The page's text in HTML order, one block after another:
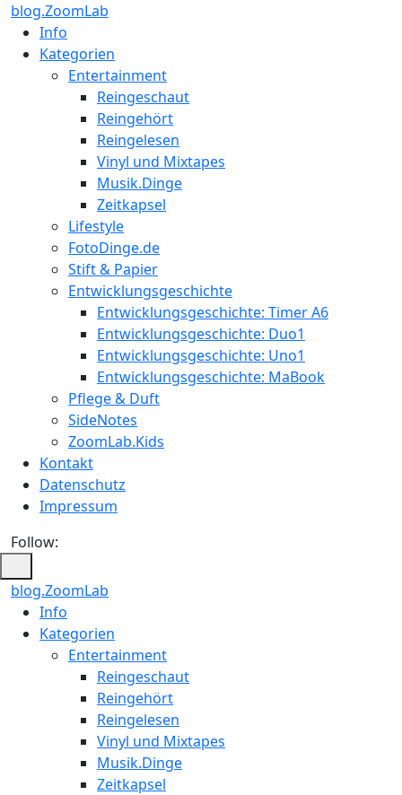
blog.ZoomLab
Info
Kategorien
Entertainment
Reingeschaut
Reingehört
Reingelesen
Vinyl und Mixtapes
Musik.Dinge
Zeitkapsel
Lifestyle
FotoDinge.de
Stift & Papier
Entwicklungsgeschichte
Entwicklungsgeschichte: Timer A6
Entwicklungsgeschichte: Duo1
Entwicklungsgeschichte: Uno1
Entwicklungsgeschichte: MaBook
Pflege & Duft
SideNotes
ZoomLab.Kids
Kontakt
Datenschutz
Impressum
Follow:
blog.ZoomLab
ZoomLab
//
Info
Kategorien
Entertainment
Reingeschaut
Reingehört
Reingelesen
Vinyl und Mixtapes
Musik.Dinge
Zeitkapsel